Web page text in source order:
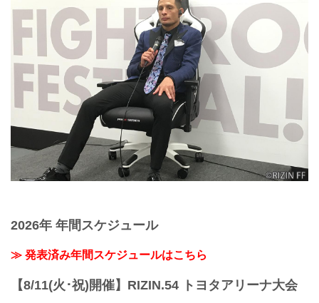
2026年 年間スケジュール
≫ 発表済み年間スケジュールはこちら
【8/11(火･祝)開催】RIZIN.54 トヨタアリーナ大会